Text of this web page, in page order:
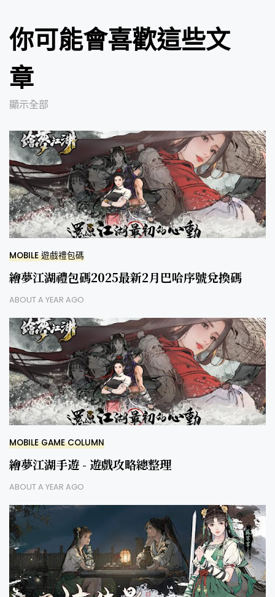
你可能會喜歡這些文
章
顯示全部
MOBILE 遊戲禮包碼
繪夢江湖禮包碼2025最新2月巴哈序號兌換碼
ABOUT A YEAR AGO
MOBILE GAME COLUMN
繪夢江湖手遊 - 遊戲攻略總整理
ABOUT A YEAR AGO